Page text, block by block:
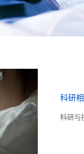
科研
科研与